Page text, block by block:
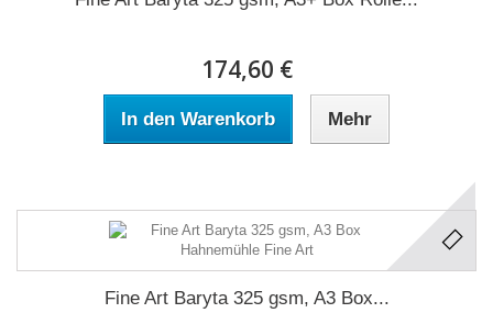
174,60 €
In den Warenkorb Mehr
Fine Art Baryta 325 gsm, A3 Box...